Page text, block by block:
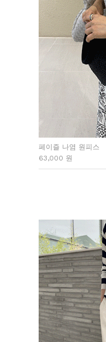
페이즐 나염 원피스
63,000 원